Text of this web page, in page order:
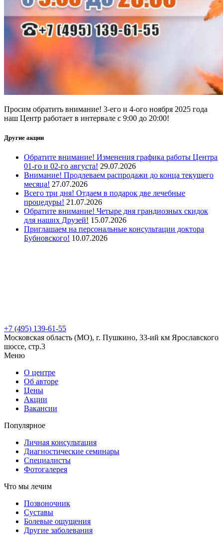
Просим обратить внимание! 3-его и 4-ого ноября 2025 года
наш Центр работает в интервале с 9:00 до 20:00!
Другие акции
Обратите внимание! Изменения графика работы Центра
01-го и 02-го августа! 29.07.2026
Внимание! Продлеваем распродажи до конца текущего
месяца! 27.07.2026
Всего три дня! Отдаем в подарок две лечебные
процедуры! 21.07.2026
Обратите внимание! Четыре дня грандиозных скидок
для наших Друзей! 15.07.2026
Приглашаем на персональные консультации доктора
Бубновского! 10.07.2026
+7 (495) 139-61-55
Московская область (МО), г. Пушкино, 33-ий км Ярославского
шоссе, стр.3
Меню
О центре
Об авторе
Цены
Акции
Вакансии
Популярное
Личная консультация
Диагностические семинары
Специалисты
Фотогалерея
Что мы лечим
Позвоночник
Суставы
Болевые ощущения
Другие заболевания